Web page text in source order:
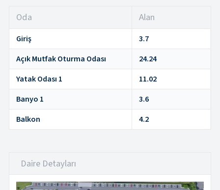
Oda Alan
Giriş
3.7
Açık Mutfak Oturma Odası
24.24
Yatak Odası 1
11.02
Banyo 1
3.6
Balkon
4.2
Daire Detayları